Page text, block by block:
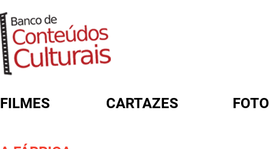
FILMES CARTAZES